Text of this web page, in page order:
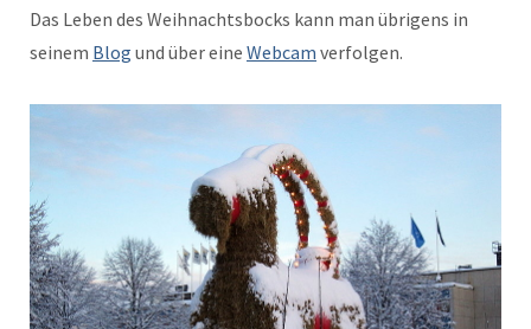
Das Leben des Wei­h­nachts­bocks kann man übri­gens in
seinem Blog und über eine Web­cam verfolgen.